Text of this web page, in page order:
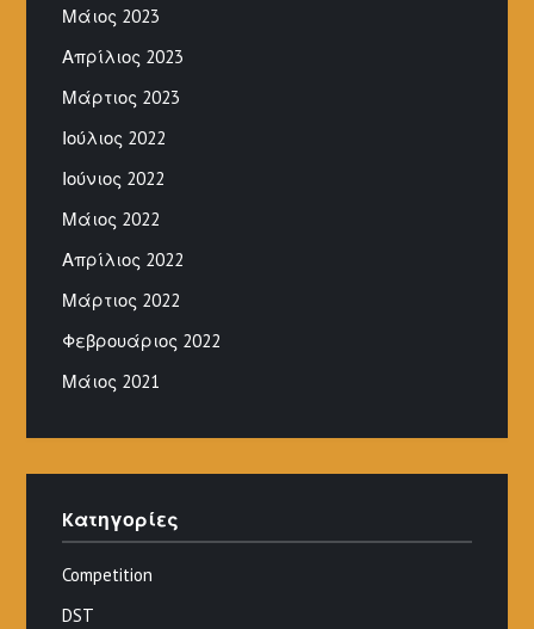
Μάιος 2023
Απρίλιος 2023
Μάρτιος 2023
Ιούλιος 2022
Ιούνιος 2022
Μάιος 2022
Απρίλιος 2022
Μάρτιος 2022
Φεβρουάριος 2022
Μάιος 2021
Kατηγορίες
Competition
DST